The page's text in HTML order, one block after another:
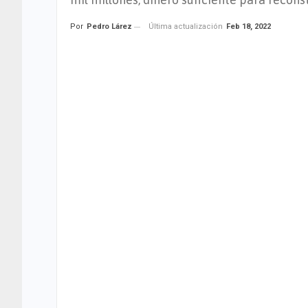
Por Pedro Lárez Última actualización Feb 18, 2022